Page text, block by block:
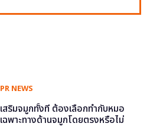
PR NEWS
เสริมจมูกทั้งที ต้องเลือกทำกับหมอ
เฉพาะทางด้านจมูกโดยตรงหรือไม่